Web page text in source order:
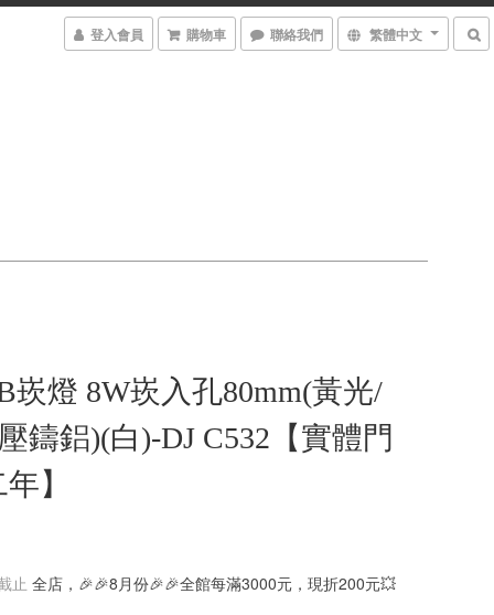
登入會員 購物車 聯絡我們 繁體中文
崁燈 8W崁入孔80mm(黃光/
鑄鋁)(白)-DJ C532【實體門
】
止 全店，🎉🎉8月份🎉🎉全館每滿3000元，現折200元💥